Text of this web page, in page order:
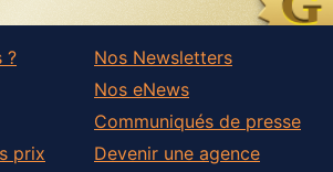
?
prix
Nos Newsletters
Nos eNews
Communiqués de presse
Devenir une agence